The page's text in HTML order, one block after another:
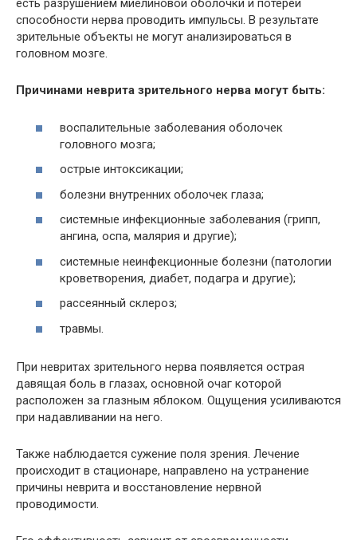
есть разрушением миелиновой оболочки и потерей
способности нерва проводить импульсы. В результате
зрительные объекты не могут анализироваться в
головном мозге.
Причинами неврита зрительного нерва могут быть:
воспалительные заболевания оболочек
головного мозга;
острые интоксикации;
болезни внутренних оболочек глаза;
системные инфекционные заболевания (грипп,
ангина, оспа, малярия и другие);
системные неинфекционные болезни (патологии
кроветворения, диабет, подагра и другие);
рассеянный склероз;
травмы.
При невритах зрительного нерва появляется острая
давящая боль в глазах, основной очаг которой
расположен за глазным яблоком. Ощущения усиливаются
при надавливании на него.
Также наблюдается сужение поля зрения. Лечение
происходит в стационаре, направлено на устранение
причины неврита и восстановление нервной
проводимости.